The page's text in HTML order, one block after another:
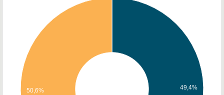
49,4%
50,6%